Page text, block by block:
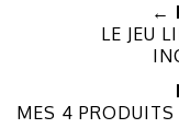
←
LE JEU
MES 4 PRODUITS